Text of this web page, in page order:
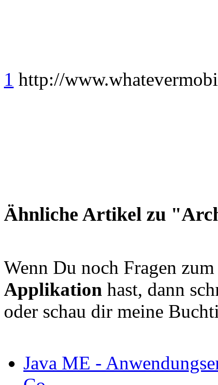
1 http://
Ähnliche Artikel zu
Wenn Du noch Fragen
Applikation hast, dann
oder schau dir meine
Java ME -